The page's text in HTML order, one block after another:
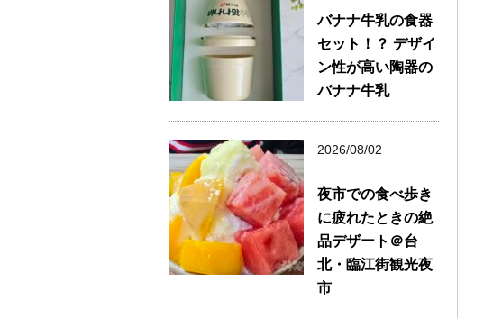
バナナ牛乳の食器
セット！？ デザイ
ン性が高い陶器の
バナナ牛乳
2026/08/02
夜市での食べ歩き
に疲れたときの絶
品デザート＠台
北・臨江街観光夜
市